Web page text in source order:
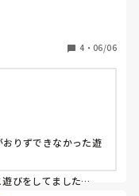
？
4 ・ 06/06
りずできなかった遊
びをしてました